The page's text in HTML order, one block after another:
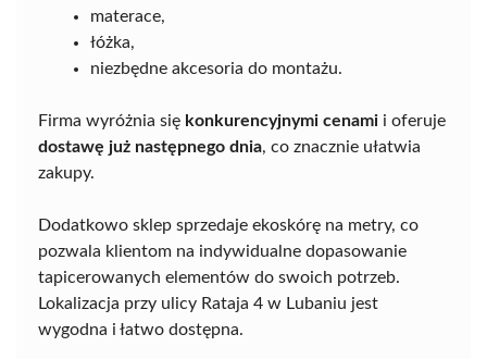
materace,
łóżka,
niezbędne akcesoria do montażu.
Firma wyróżnia się konkurencyjnymi cenami i oferuje
dostawę już następnego dnia, co znacznie ułatwia
zakupy.
Dodatkowo sklep sprzedaje ekoskórę na metry, co
pozwala klientom na indywidualne dopasowanie
tapicerowanych elementów do swoich potrzeb.
Lokalizacja przy ulicy Rataja 4 w Lubaniu jest
wygodna i łatwo dostępna.